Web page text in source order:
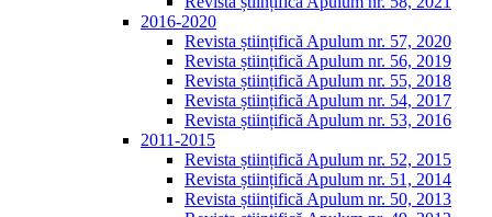
2016-2020
Revista științifică Apulum nr. 57, 2020
Revista științifică Apulum nr. 56, 2019
Revista științifică Apulum nr. 55, 2018
Revista științifică Apulum nr. 54, 2017
Revista științifică Apulum nr. 53, 2016
2011-2015
Revista științifică Apulum nr. 52, 2015
Revista științifică Apulum nr. 51, 2014
Revista științifică Apulum nr. 50, 2013